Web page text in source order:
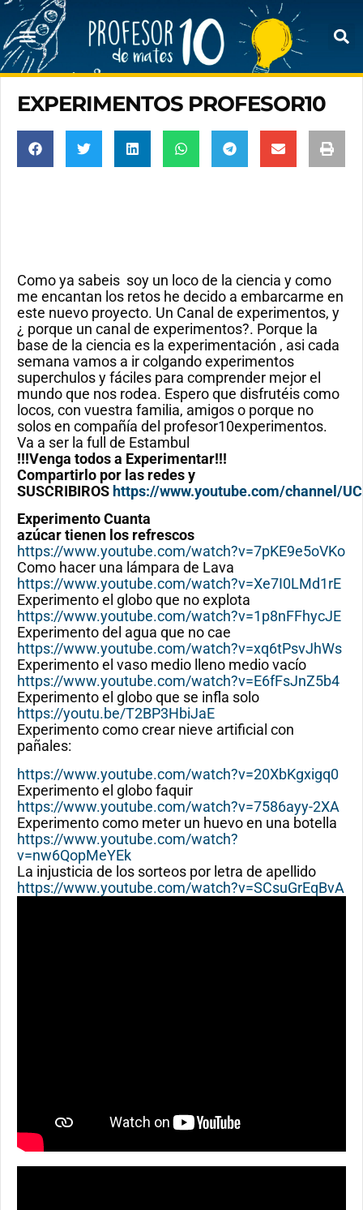
EXPERIMENTOS PROFESOR10
Como ya sabeis soy un loco de la ciencia y como
me encantan los retos he decido a embarcarme en
este nuevo proyecto. Un Canal de experimentos, y
¿ porque un canal de experimentos?. Porque la
base de la ciencia es la experimentación , asi cada
semana vamos a ir colgando experimentos
superchulos y fáciles para comprender mejor el
mundo que nos rodea. Espero que disfrutéis como
locos, con vuestra familia, amigos o porque no
solos en compañía del profesor10experimentos.
Va a ser la full de Estambul
!!!Venga todos a Experimentar!!!
Compartirlo por las redes y
SUSCRIBIROS https://www.youtube.com/channel/
Experimento Cuanta
azúcar tienen los refrescos
https://www.youtube.com/watch?v=7pKE9e5oVKo
Como hacer una lámpara de Lava
https://www.youtube.com/watch?v=Xe7I0LMd1rE
Experimento el globo que no explota
https://www.youtube.com/watch?v=1p8nFFhycJE
Experimento del agua que no cae
https://www.youtube.com/watch?v=xq6tPsvJhWs
Experimento el vaso medio lleno medio vacío
https://www.youtube.com/watch?v=E6fFsJnZ5b4
Experimento el globo que se infla solo
https://youtu.be/T2BP3HbiJaE
Experimento como crear nieve artificial con
pañales:
https://www.youtube.com/watch?v=20XbKgxigq0
Experimento el globo faquir
https://www.youtube.com/watch?v=7586ayy-2XA
Experimento como meter un huevo en una botella
https://www.youtube.com/watch?
v=nw6QopMeYEk
La injusticia de los sorteos por letra de apellido
https://www.youtube.com/watch?v=SCsuGrEqBvA